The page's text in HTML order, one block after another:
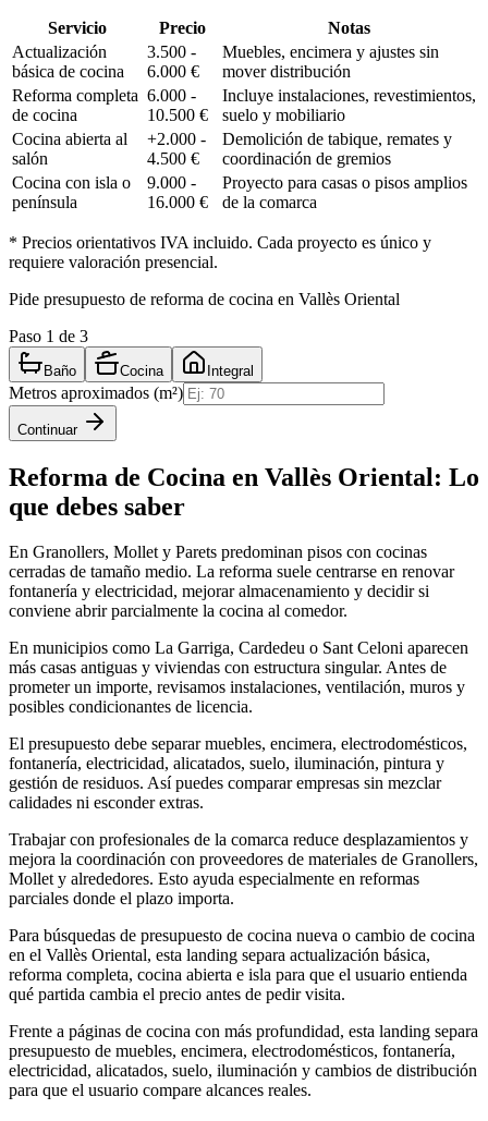
Servicio Precio
Notas
Actualización
básica de cocina
3.500 -
6.000 €
Muebles, encimera y ajustes sin
mover distribución
Reforma completa
de cocina
6.000 -
10.500 €
Incluye instalaciones, revestimientos,
suelo y mobiliario
Cocina abierta al
salón
+2.000 -
4.500 €
Demolición de tabique, remates y
coordinación de gremios
Cocina con isla o
península
9.000 -
16.000 €
Proyecto para casas o pisos amplios
de la comarca
* Precios orientativos IVA incluido. Cada proyecto es único y
requiere valoración presencial.
Pide presupuesto de reforma de cocina en Vallès Oriental
Paso 1 de 3
Baño Cocina Integral
Metros aproximados (m²)
Continuar
Reforma de Cocina en Vallès Oriental: Lo
que debes saber
En Granollers, Mollet y Parets predominan pisos con cocinas
cerradas de tamaño medio. La reforma suele centrarse en renovar
fontanería y electricidad, mejorar almacenamiento y decidir si
conviene abrir parcialmente la cocina al comedor.
En municipios como La Garriga, Cardedeu o Sant Celoni aparecen
más casas antiguas y viviendas con estructura singular. Antes de
prometer un importe, revisamos instalaciones, ventilación, muros y
posibles condicionantes de licencia.
El presupuesto debe separar muebles, encimera, electrodomésticos,
fontanería, electricidad, alicatados, suelo, iluminación, pintura y
gestión de residuos. Así puedes comparar empresas sin mezclar
calidades ni esconder extras.
Trabajar con profesionales de la comarca reduce desplazamientos y
mejora la coordinación con proveedores de materiales de Granollers,
Mollet y alrededores. Esto ayuda especialmente en reformas
parciales donde el plazo importa.
Para búsquedas de presupuesto de cocina nueva o cambio de cocina
en el Vallès Oriental, esta landing separa actualización básica,
reforma completa, cocina abierta e isla para que el usuario entienda
qué partida cambia el precio antes de pedir visita.
Frente a páginas de cocina con más profundidad, esta landing separa
presupuesto de muebles, encimera, electrodomésticos, fontanería,
electricidad, alicatados, suelo, iluminación y cambios de distribución
para que el usuario compare alcances reales.